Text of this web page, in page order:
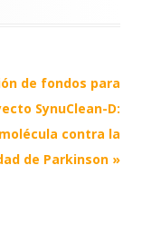
de fondos para
SynuClean-D:
contra la
de Parkinson »